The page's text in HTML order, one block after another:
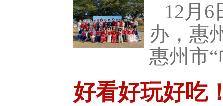
12月
办，惠
惠州市
好看好玩好吃